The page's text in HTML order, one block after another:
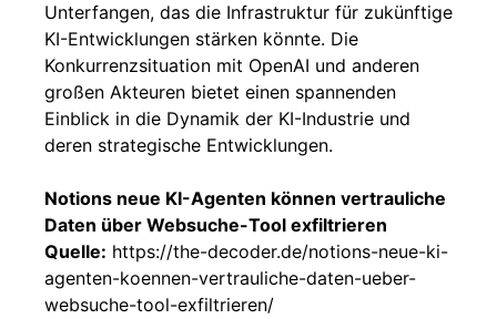
Unterfangen, das die Infrastruktur für zukünftige
KI-Entwicklungen stärken könnte. Die
Konkurrenzsituation mit OpenAI und anderen
großen Akteuren bietet einen spannenden
Einblick in die Dynamik der KI-Industrie und
deren strategische Entwicklungen.
Notions neue KI-Agenten können vertrauliche
Daten über Websuche-Tool exfiltrieren
Quelle: https://the-decoder.de/notions-neue-ki-
agenten-koennen-vertrauliche-daten-ueber-
websuche-tool-exfiltrieren/